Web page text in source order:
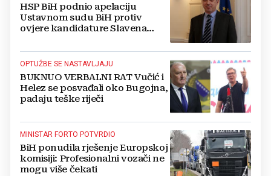
HSP BiH podnio apelaciju
Ustavnom sudu BiH protiv
ovjere kandidature Slavena
OPTUŽBE SE NASTAVLJAJU
BUKNUO VERBALNI RAT Vučić i
Helez se posvađali oko Bugojna,
padaju teške riječi
MINISTAR FORTO POTVRDIO
BiH ponudila rješenje Europskoj
komisiji: Profesionalni vozači ne
mogu više čekati